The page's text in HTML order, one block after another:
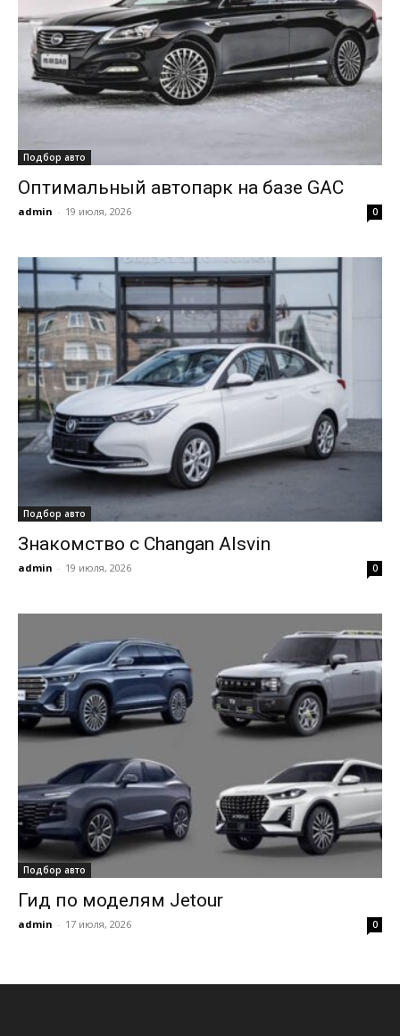
Подбор авто
Оптимальный автопарк на базе GAC
admin - 19 июля, 2026 0
Подбор авто
Знакомство с Changan Alsvin
admin - 19 июля, 2026 0
Подбор авто
Гид по моделям Jetour
admin - 17 июля, 2026 0